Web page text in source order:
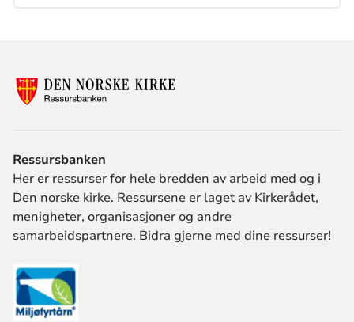
kjenner til, og følger hovedreglene for kopiering,
Ressursbanken
Her er ressurser for hele bredden av arbeid med og i
Den norske kirke. Ressursene er laget av Kirkerådet,
menigheter, organisasjoner og andre
samarbeidspartnere. Bidra gjerne med dine ressurser!